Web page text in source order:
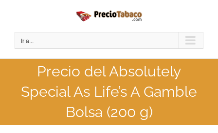
contenido
Ir a...
Precio del Absolutely
Special As Life’s A Gamble
Bolsa (200 g)